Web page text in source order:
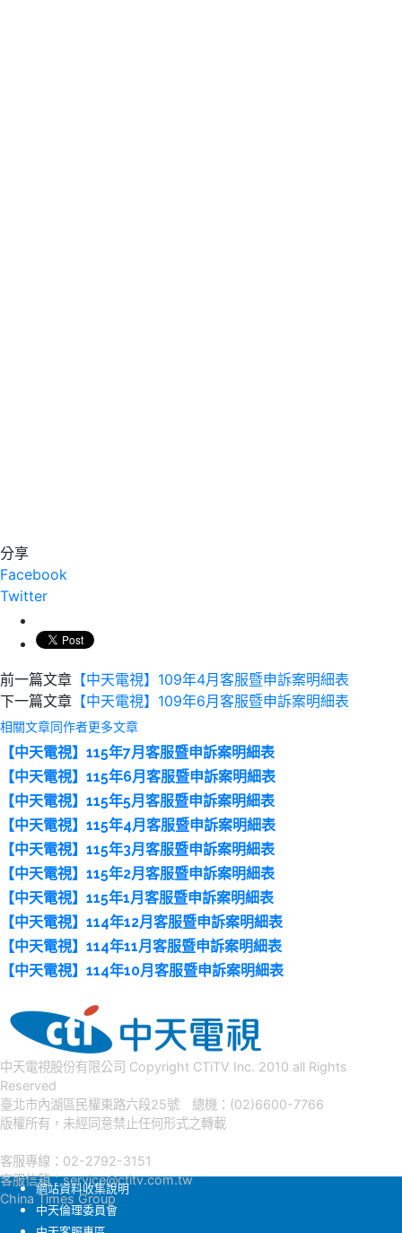
分享
Facebook
Twitter
前一篇文章 【中天電視】109年4月客服暨申訴案明細表
下一篇文章 【中天電視】109年6月客服暨申訴案明細表
相關文章同作者更多文章
【中天電視】115年7月客服暨申訴案明細表
【中天電視】115年6月客服暨申訴案明細表
【中天電視】115年5月客服暨申訴案明細表
【中天電視】115年4月客服暨申訴案明細表
【中天電視】115年3月客服暨申訴案明細表
【中天電視】115年2月客服暨申訴案明細表
【中天電視】115年1月客服暨申訴案明細表
【中天電視】114年12月客服暨申訴案明細表
【中天電視】114年11月客服暨申訴案明細表
【中天電視】114年10月客服暨申訴案明細表
中天電視股份有限公司 Copyright CTiTV Inc. 2010 all Rights
Reserved
臺北市內湖區民權東路六段25號 總機：(02)6600-7766
版權所有，未經同意禁止任何形式之轉載
客服專線：02-2792-3151
客服信箱：service@ctitv.com.tw
China Times Group
網站資料收集說明
中天倫理委員會